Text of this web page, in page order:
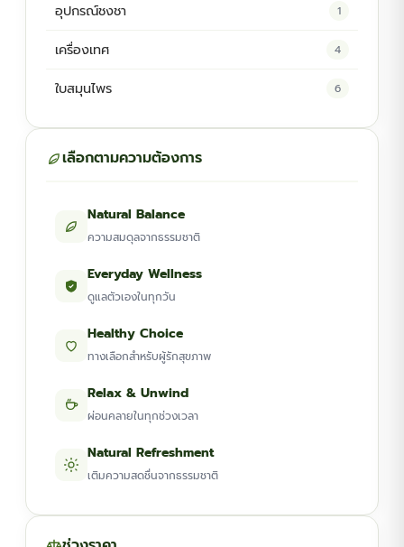
อุปกรณ์ชงชา 1
เครื่องเทศ 4
ใบสมุนไพร 6
เลือกตามความต้องการ
Natural Balance
ความสมดุลจากธรรมชาติ
Everyday Wellness
ดูแลตัวเองในทุกวัน
Healthy Choice
ทางเลือกสำหรับผู้รักสุขภาพ
Relax & Unwind
ผ่อนคลายในทุกช่วงเวลา
Natural Refreshment
เติมความสดชื่นจากธรรมชาติ